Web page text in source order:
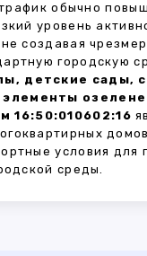
обычно
уровень
создавая
городскую
детские сады,
16:50:010602:16
условия
среды.